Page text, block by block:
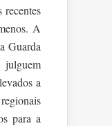
recentes
A
Guarda
julguem
a
para a